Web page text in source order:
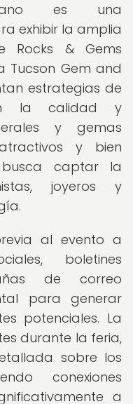
es una
exhibir la amplia
Rocks & Gems
Tucson Gem and
estrategias de
la calidad y
y gemas
y bien
captar la
joyeros y
al evento a
boletines
de correo
para generar
potenciales. La
durante la feria,
sobre los
conexiones
a